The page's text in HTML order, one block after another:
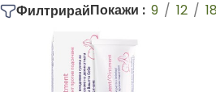
ФилтрирайПокажи 9 12 18